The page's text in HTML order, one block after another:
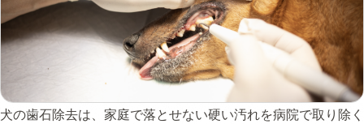
犬の歯石除去は、家庭で落とせない硬い汚れを病院で取り除く